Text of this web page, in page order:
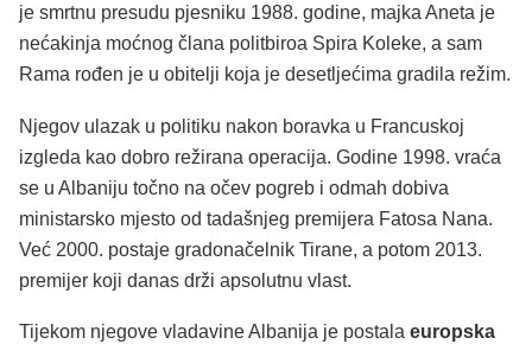
je smrtnu presudu pjesniku 1988. godine, majka Aneta je
nećakinja moćnog člana politbiroa Spira Koleke, a sam
Rama rođen je u obitelji koja je desetljećima gradila režim.
Njegov ulazak u politiku nakon boravka u Francuskoj
izgleda kao dobro režirana operacija. Godine 1998. vraća
se u Albaniju točno na očev pogreb i odmah dobiva
ministarsko mjesto od tadašnjeg premijera Fatosa Nana.
Već 2000. postaje gradonačelnik Tirane, a potom 2013.
premijer koji danas drži apsolutnu vlast.
Tijekom njegove vladavine Albanija je postala europska